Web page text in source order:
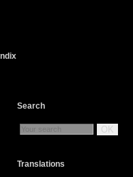
Search
OK
Translations